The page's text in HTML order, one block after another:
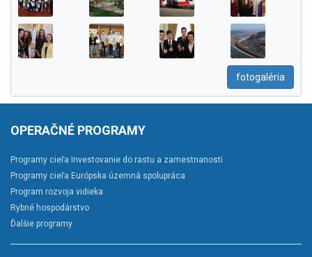
fotogaléria
OPERAČNÉ PROGRAMY
Programy cieľa Investovanie do rastu a zamestnanosti
Programy cieľa Európska územná spolupráca
Program rozvoja vidieka
Rybné hospodárstvo
Ďalšie programy